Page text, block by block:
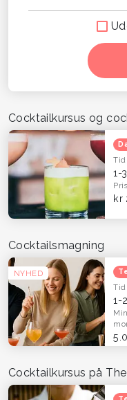
Cocktailkursus og
Tid
1-
kr
NYHED
Cocktailsmagning
Tid
1-
Cocktailkursus på